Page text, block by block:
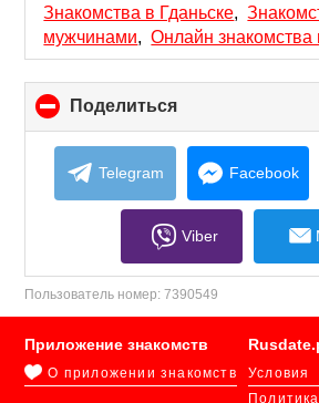
collapse
contents
Знакомства в Гданьске,
мужчинами,Онлайн
Поделиться
to
collapse
contents
Telegram Facebook
Viber
Пользователь номер:7390549
Условия
Политика
Приложение знакомств
О приложении знакомств